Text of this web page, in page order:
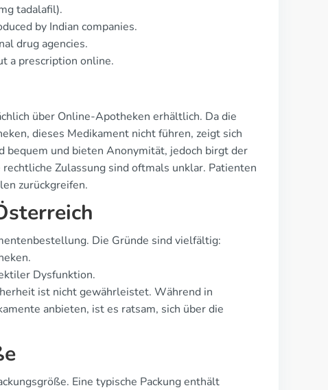
tadalafil).
by Indian companies.
drug agencies.
a prescription online.
über Online-Apotheken erhältlich. Da die
dieses Medikament nicht führen, zeigt sich
und bieten Anonymität, jedoch birgt der
Zulassung sind oftmals unklar. Patienten
zurückgreifen.
Die Gründe sind vielfältig:
Dysfunktion.
ist nicht gewährleistet. Während in
anbieten, ist es ratsam, sich über die
Eine typische Packung enthält